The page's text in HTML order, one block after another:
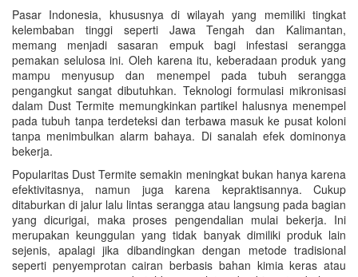
Pasar Indonesia, khususnya di wilayah yang memiliki tingkat
kelembaban tinggi seperti Jawa Tengah dan Kalimantan,
memang menjadi sasaran empuk bagi infestasi serangga
pemakan selulosa ini. Oleh karena itu, keberadaan produk yang
mampu menyusup dan menempel pada tubuh serangga
pengangkut sangat dibutuhkan. Teknologi formulasi mikronisasi
dalam Dust Termite memungkinkan partikel halusnya menempel
pada tubuh tanpa terdeteksi dan terbawa masuk ke pusat koloni
tanpa menimbulkan alarm bahaya. Di sanalah efek dominonya
bekerja.
Popularitas Dust Termite semakin meningkat bukan hanya karena
efektivitasnya, namun juga karena kepraktisannya. Cukup
ditaburkan di jalur lalu lintas serangga atau langsung pada bagian
yang dicurigai, maka proses pengendalian mulai bekerja. Ini
merupakan keunggulan yang tidak banyak dimiliki produk lain
sejenis, apalagi jika dibandingkan dengan metode tradisional
seperti penyemprotan cairan berbasis bahan kimia keras atau